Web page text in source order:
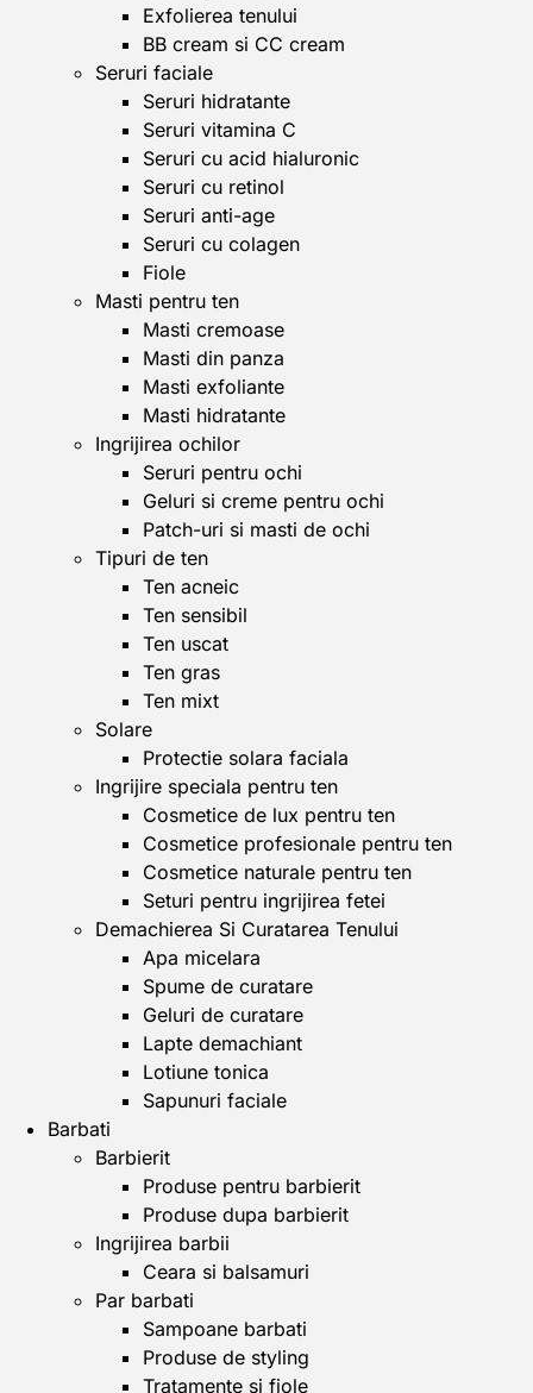
Exfolierea tenului
BB cream si CC cream
Seruri faciale
Seruri hidratante
Seruri vitamina C
Seruri cu acid hialuronic
Seruri cu retinol
Seruri anti-age
Seruri cu colagen
Fiole
Masti pentru ten
Masti cremoase
Masti din panza
Masti exfoliante
Masti hidratante
Ingrijirea ochilor
Seruri pentru ochi
Geluri si creme pentru ochi
Patch-uri si masti de ochi
Tipuri de ten
Ten acneic
Ten sensibil
Ten uscat
Ten gras
Ten mixt
Solare
Protectie solara faciala
Ingrijire speciala pentru ten
Cosmetice de lux pentru ten
Cosmetice profesionale pentru ten
Cosmetice naturale pentru ten
Seturi pentru ingrijirea fetei
Demachierea Si Curatarea Tenului
Apa micelara
Spume de curatare
Geluri de curatare
Lapte demachiant
Lotiune tonica
Sapunuri faciale
Barbati
Barbierit
Produse pentru barbierit
Produse dupa barbierit
Ingrijirea barbii
Ceara si balsamuri
Par barbati
Sampoane barbati
Produse de styling
Tratamente si fiole